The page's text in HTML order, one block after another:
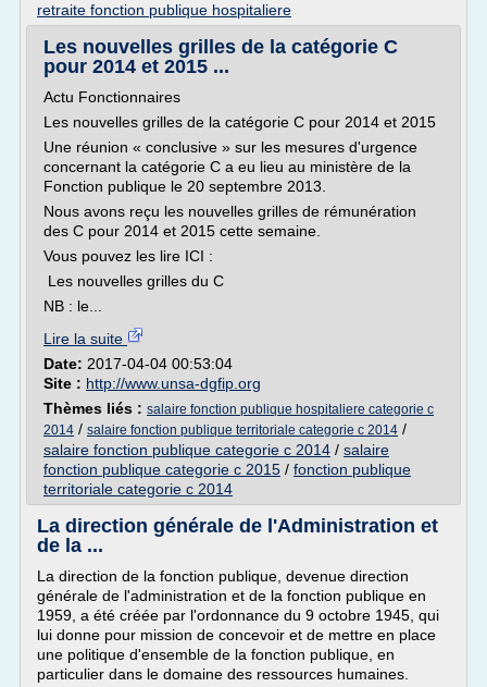
retraite fonction publique hospitaliere
Les nouvelles grilles de la catégorie C
pour 2014 et 2015 ...
Actu Fonctionnaires
Les nouvelles grilles de la catégorie C pour 2014 et 2015
Une réunion « conclusive » sur les mesures d'urgence
concernant la catégorie C a eu lieu au ministère de la
Fonction publique le 20 septembre 2013.
Nous avons reçu les nouvelles grilles de rémunération
des C pour 2014 et 2015 cette semaine.
Vous pouvez les lire ICI :
Les nouvelles grilles du C
NB : le...
Lire la suite
Date: 2017-04-04 00:53:04
Site : http://www.unsa-dgfip.org
Thèmes liés : salaire fonction publique hospitaliere categorie c
2014 / salaire fonction publique territoriale categorie c 2014 /
salaire fonction publique categorie c 2014 / salaire
fonction publique categorie c 2015 / fonction publique
territoriale categorie c 2014
La direction générale de l'Administration et
de la ...
La direction de la fonction publique, devenue direction
générale de l'administration et de la fonction publique en
1959, a été créée par l'ordonnance du 9 octobre 1945, qui
lui donne pour mission de concevoir et de mettre en place
une politique d'ensemble de la fonction publique, en
particulier dans le domaine des ressources humaines.